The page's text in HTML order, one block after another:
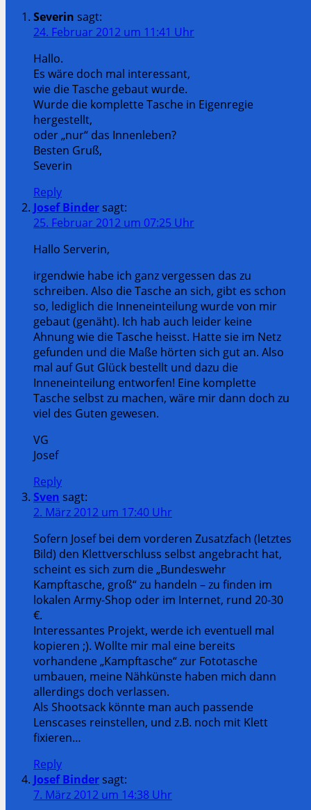
Severin sagt:
24. Februar 2012 um 11:41 Uhr
Hallo.
Es wäre doch mal interessant,
wie die Tasche gebaut wurde.
Wurde die komplette Tasche in Eigenregie
hergestellt,
oder „nur“ das Innenleben?
Besten Gruß,
Severin
Reply
Josef Bindersagt:
25. Februar 2012 um 07:25 Uhr
Hallo Serverin,
irgendwie habe ich ganz vergessen das zu
schreiben. Also die Tasche an sich, gibt es schon
so, lediglich die Inneneinteilung wurde von mir
gebaut (genäht). Ich hab auch leider keine
Ahnung wie die Tasche heisst. Hatte sie im Netz
gefunden und die Maße hörten sich gut an. Also
mal auf Gut Glück bestellt und dazu die
Inneneinteilung entworfen! Eine komplette
Tasche selbst zu machen, wäre mir dann doch zu
viel des Guten gewesen.
VG
Josef
Reply
Sven sagt:
2. März 2012 um 17:40 Uhr
Sofern Josef bei dem vorderen Zusatzfach (letztes
Bild) den Klettverschluss selbst angebracht hat,
scheint es sich zum die „Bundeswehr
Kampftasche, groß“ zu handeln – zu finden im
lokalen Army-Shop oder im Internet, rund 20-30
€.
Interessantes Projekt, werde ich eventuell mal
kopieren ;). Wollte mir mal eine bereits
vorhandene „Kampftasche“ zur Fototasche
umbauen, meine Nähkünste haben mich dann
allerdings doch verlassen.
Als Shootsack könnte man auch passende
Lenscases reinstellen, und z.B. noch mit Klett
fixieren…
Reply
Josef Bindersagt:
7. März 2012 um 14:38 Uhr